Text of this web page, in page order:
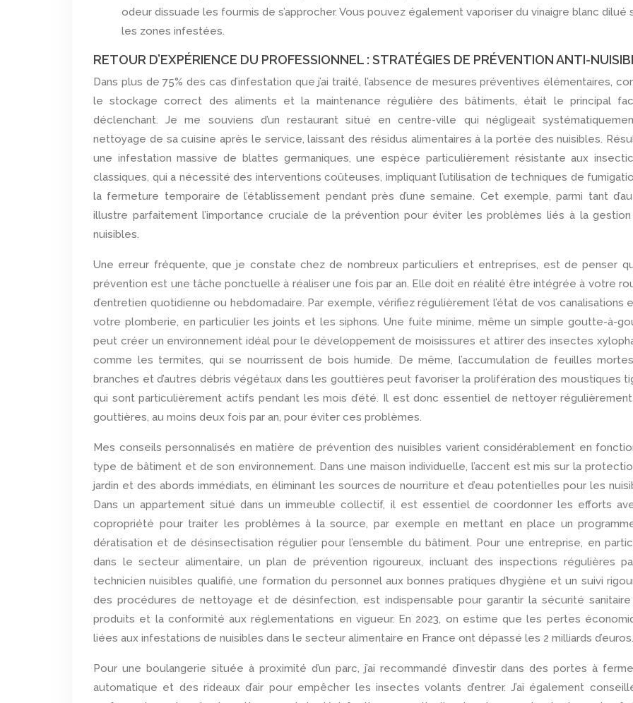
odeur dissuade les fourmis de s’approcher. Vous pouvez également vaporiser du vinaigre blanc dilué
les zones infestées.
RETOUR D’EXPÉRIENCE DU PROFESSIONNEL : STRATÉGIES DE PRÉVENTION ANTI-
Dans plus de 75% des cas d’infestation que j’ai traité, l’absence de mesures préventives élémentaires,
le stockage correct des aliments et la maintenance régulière des bâtiments, était le principal
déclenchant. Je me souviens d’un restaurant situé en centre-ville qui négligeait
nettoyage de sa cuisine après le service, laissant des résidus alimentaires à la portée des nuisibles.
une infestation massive de blattes germaniques, une espèce particulièrement résistante aux
classiques, qui a nécessité des interventions coûteuses, impliquant l’utilisation de techniques de
la fermeture temporaire de l’établissement pendant près d’une semaine. Cet exemple, parmi tant
illustre parfaitement l’importance cruciale de la prévention pour éviter les problèmes liés à la
nuisibles.
Une erreur fréquente, que je constate chez de nombreux particuliers et entreprises, est de penser
prévention est une tâche ponctuelle à réaliser une fois par an. Elle doit en réalité être intégrée à votre
d’entretien quotidienne ou hebdomadaire. Par exemple, vérifiez régulièrement l’état de vos canalisations
votre plomberie, en particulier les joints et les siphons. Une fuite minime, même un simple goutte-à-
peut créer un environnement idéal pour le développement de moisissures et attirer des insectes
comme les termites, qui se nourrissent de bois humide. De même, l’accumulation de feuilles
branches et d’autres débris végétaux dans les gouttières peut favoriser la prolifération des moustiques
qui sont particulièrement actifs pendant les mois d’été. Il est donc essentiel de nettoyer
gouttières, au moins deux fois par an, pour éviter ces problèmes.
Mes conseils personnalisés en matière de prévention des nuisibles varient considérablement en
type de bâtiment et de son environnement. Dans une maison individuelle, l’accent est mis sur la
jardin et des abords immédiats, en éliminant les sources de nourriture et d’eau potentielles pour les
Dans un appartement situé dans un immeuble collectif, il est essentiel de coordonner les efforts
copropriété pour traiter les problèmes à la source, par exemple en mettant en place un
dératisation et de désinsectisation régulier pour l’ensemble du bâtiment. Pour une entreprise, en
dans le secteur alimentaire, un plan de prévention rigoureux, incluant des inspections régulières
technicien nuisibles qualifié, une formation du personnel aux bonnes pratiques d’hygiène et un suivi
des procédures de nettoyage et de désinfection, est indispensable pour garantir la sécurité
produits et la conformité aux réglementations en vigueur. En 2023, on estime que les pertes
liées aux infestations de nuisibles dans le secteur alimentaire en France ont dépassé les 2 milliards d’euros.
Pour une boulangerie située à proximité d’un parc, j’ai recommandé d’investir dans des portes à
automatique et des rideaux d’air pour empêcher les insectes volants d’entrer. J’ai également